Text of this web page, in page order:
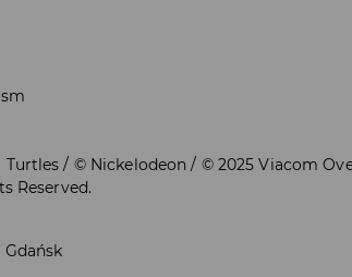
Turtles / © Nickelodeon / © 2025 Viacom
Reserved.